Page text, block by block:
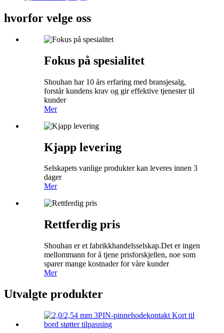
hvorfor velge oss
Fokus på spesialitet
Shouhan har 10 års erfaring med bransjesalg,
forstår kundens krav og gir effektive tjenester til
kunder
Mer
Kjapp levering
Selskapets vanlige produkter kan leveres innen 3
dager
Mer
Rettferdig pris
Shouhan er et fabrikkhandelsselskap.Det er ingen
mellommann for å tjene prisforskjellen, noe som
sparer mange kostnader for våre kunder
Mer
Utvalgte produkter